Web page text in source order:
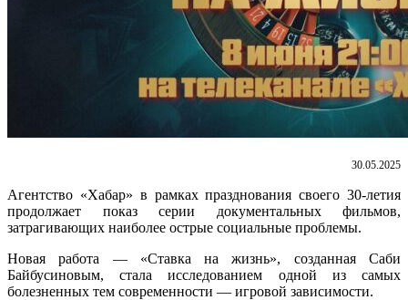
30.05.2025
Агентство «Хабар» в рамках празднования своего 30-летия
продолжает показ серии документальных фильмов,
затрагивающих наиболее острые социальные проблемы.
Новая работа — «Ставка на жизнь», созданная Саби
Байбусиновым, стала исследованием одной из самых
болезненных тем современности — игровой зависимости.